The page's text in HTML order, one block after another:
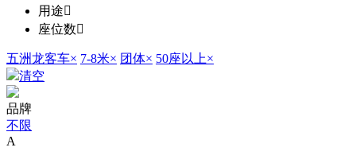
用途
座位数
五洲龙客车× 7-8米× 团体× 50座以上×
清空
品牌
不限
A